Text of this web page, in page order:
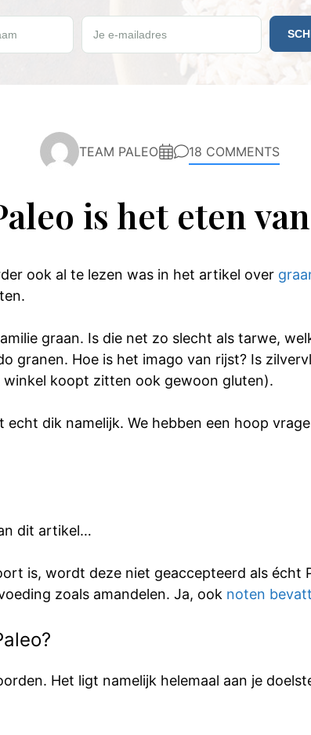
TEAM PALEO 18 COMMENTS
is het eten
ook al te lezen was in het artikel over
graan. Is die net zo slecht als tarwe,
granen. Hoe is het imago van rijst? Is
winkel koopt zitten ook gewoon gluten).
dik namelijk. We hebben een hoop
dit artikel…
is, wordt deze niet geaccepteerd als écht
zoals amandelen. Ja, ook noten
Het ligt namelijk helemaal aan je